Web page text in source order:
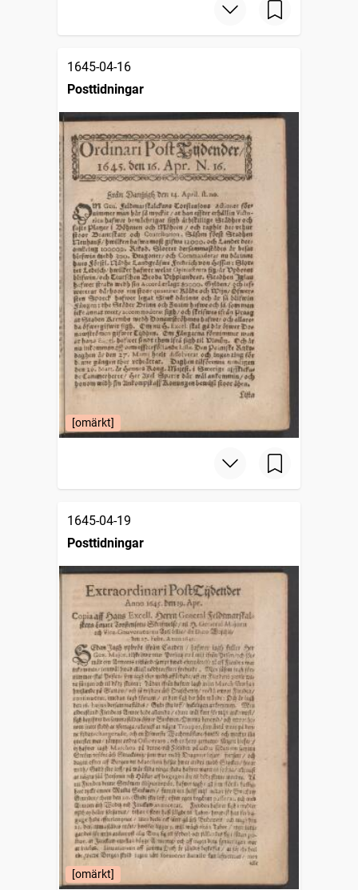
1645-04-16
Posttidningar
[omärkt]
1645-04-19
Posttidningar
[omärkt]